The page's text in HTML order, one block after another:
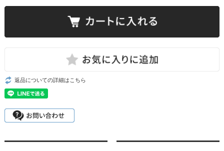
返品についての詳細はこちら